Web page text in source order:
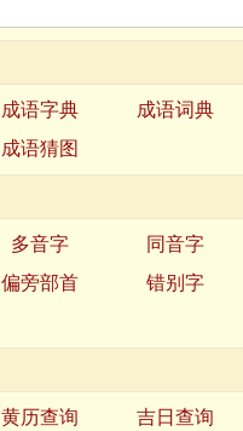
成语字典
成语词典
成语猜图
多音字
同音字
偏旁部首
错别字
黄历查询
吉日查询